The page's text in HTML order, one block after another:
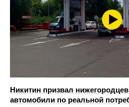
Никитин призвал
автомобили по реальной